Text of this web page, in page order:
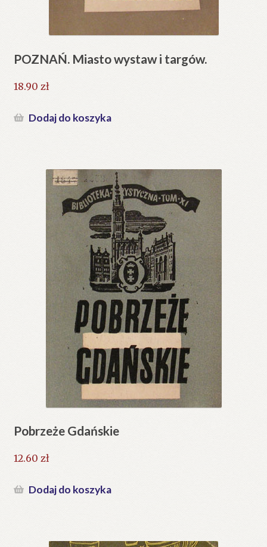
POZNAŃ. Miasto wystaw i targów.
18.90 zł
Dodaj do koszyka
Pobrzeże Gdańskie
12.60 zł
Dodaj do koszyka